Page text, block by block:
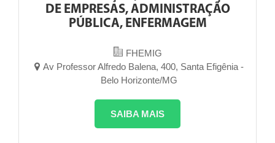
DE EMPRESAS, ADMINISTRAÇÃO
PÚBLICA, ENFERMAGEM
FHEMIG
Av Professor Alfredo Balena, 400, Santa Efigênia -
Belo Horizonte/MG
SAIBA MAIS